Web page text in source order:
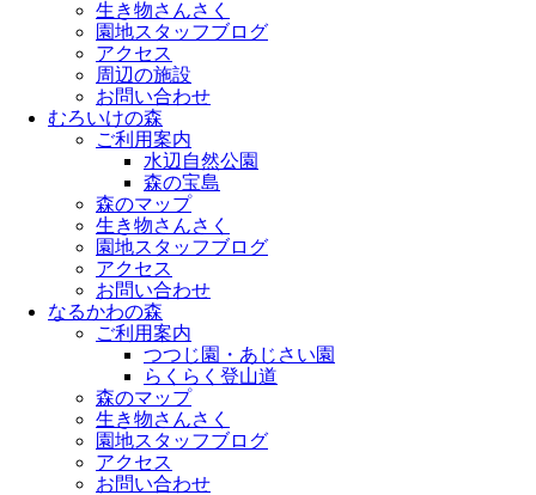
生き物さんさく
園地スタッフブログ
アクセス
周辺の施設
お問い合わせ
むろいけの森
ご利用案内
水辺自然公園
森の宝島
森のマップ
生き物さんさく
園地スタッフブログ
アクセス
お問い合わせ
なるかわの森
ご利用案内
つつじ園・あじさい園
らくらく登山道
森のマップ
生き物さんさく
園地スタッフブログ
アクセス
お問い合わせ